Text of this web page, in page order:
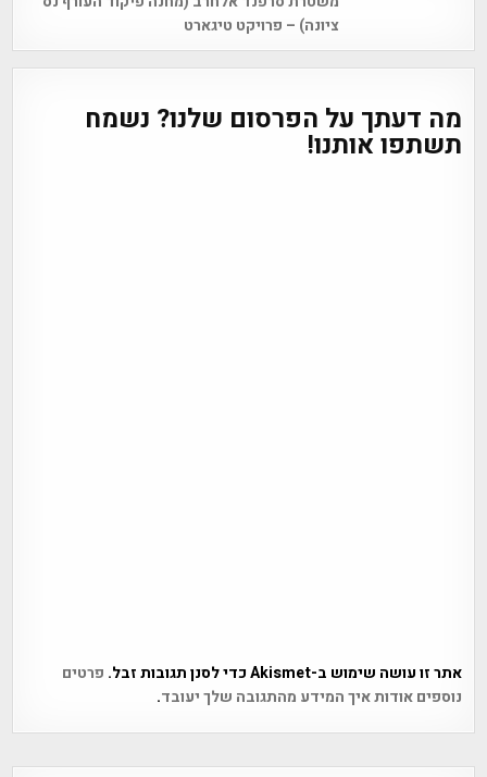
navigationציונה) – פרויקט טיגארט
מה דעתך על הפרסום שלנו? נשמח
תשתפו אותנו!
אתר זו עושה שימוש ב-Akismet כדי לסנן תגובות זבל.
פרטים
נוספים אודות איך המידע מהתגובה שלך יעובד.